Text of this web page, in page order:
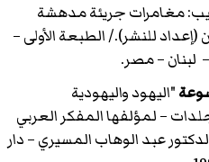
مغامرات جريئة مدهشة
للنشر)./ الطبعة الأولى –
"اليهود واليهودية
– 8 مجلدات – لمؤلفها المفكر العربي
عبد الوهاب المسيري – دار